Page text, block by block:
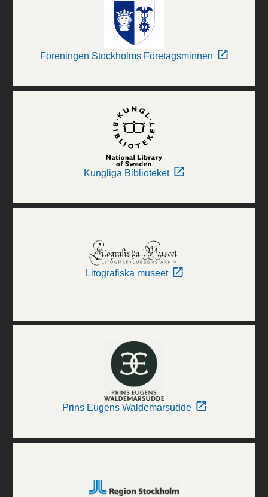
Föreningen Stockholms Företagsminnen
Kungliga Biblioteket
Litografiska museet
Prins Eugens Waldemarsudde